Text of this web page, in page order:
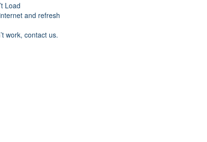
Load
and refresh
work, contact us.